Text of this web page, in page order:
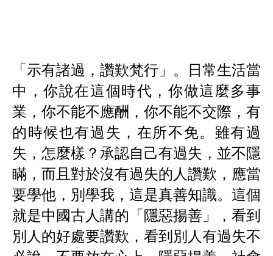
「示有諸過，讚歎梵行」。日常生活當
中，你說在這個時代，你做這麼多事
業，你不能不應酬，你不能不交際，有
的時候也有過失，在所不免。雖有過
失，怎麼樣？承認自己有過失，並不隱
瞞，而且對於沒有過失的人讚歎，應當
要學他，別學我，這是真善知識。這個
就是中國古人講的「隱惡揚善」，看到
別人的好處要讚歎，看到別人有過失不